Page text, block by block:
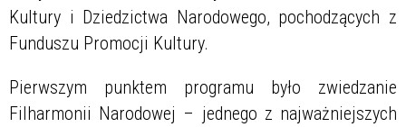
Kultury i Dziedzictwa Narodowego, pochodzących z
Funduszu Promocji Kultury.
Pierwszym punktem programu było zwiedzanie
Filharmonii Narodowej – jednego z najważniejszych